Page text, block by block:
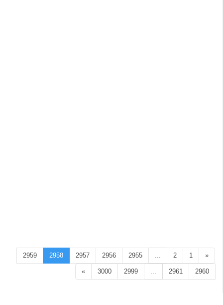
«
1
2
...
2955
2956
2957
2958
2959
2960
2961
...
2999
3000
»